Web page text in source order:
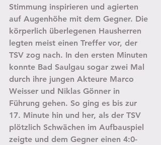
Stimmung inspirieren und agierten
auf Augenhöhe mit dem Gegner. Die
körperlich überlegenen Hausherren
legten meist einen Treffer vor, der
TSV zog nach. In den ersten Minuten
konnte Bad Saulgau sogar zwei Mal
durch ihre jungen Akteure Marco
Weisser und Niklas Gönner in
Führung gehen. So ging es bis zur
17. Minute hin und her, als der TSV
plötzlich Schwächen im Aufbauspiel
zeigte und dem Gegner einen 4:0-